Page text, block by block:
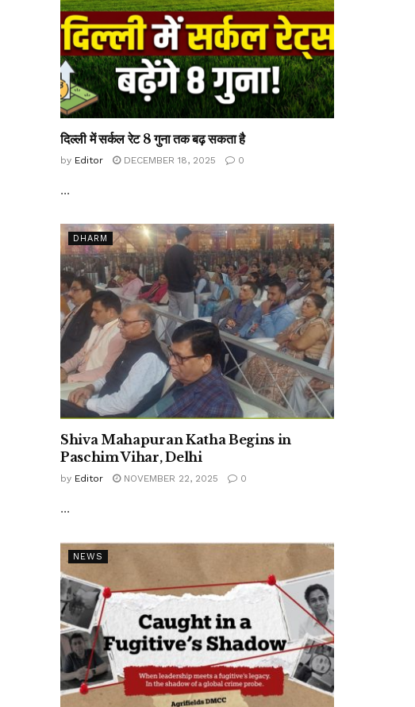
दिल्ली में सर्कल रेट 8 गुना तक बढ़ सकता है
by Editor DECEMBER 18, 2025 0
...
DHARM
Shiva Mahapuran Katha Begins in
Paschim Vihar, Delhi
by Editor NOVEMBER 22, 2025 0
...
NEWS